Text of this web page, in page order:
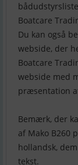
Boatcare
Du kan også
webside, der
Boatcare
webside med
præsentation
Bemærk, der
af Mako B260
hollandsk,
tekst.